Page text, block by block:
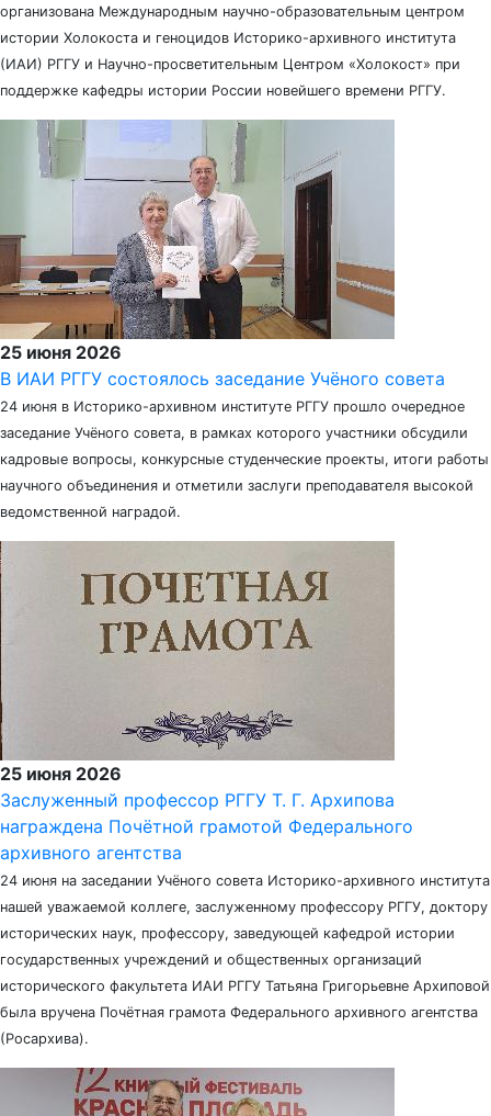
организована Международным научно-образовательным центром
истории Холокоста и геноцидов Историко-архивного института
(ИАИ) РГГУ и Научно-просветительным Центром «Холокост» при
поддержке кафедры истории России новейшего времени РГГУ.
25 июня 2026
В ИАИ РГГУ состоялось заседание Учёного совета
24 июня в Историко-архивном институте РГГУ прошло очередное
заседание Учёного совета, в рамках которого участники обсудили
кадровые вопросы, конкурсные студенческие проекты, итоги работы
научного объединения и отметили заслуги преподавателя высокой
ведомственной наградой.
25 июня 2026
Заслуженный профессор РГГУ Т. Г. Архипова
награждена Почётной грамотой Федерального
архивного агентства
24 июня на заседании Учёного совета Историко-архивного института
нашей уважаемой коллеге, заслуженному профессору РГГУ, доктору
исторических наук, профессору, заведующей кафедрой истории
государственных учреждений и общественных организаций
исторического факультета ИАИ РГГУ Татьяна Григорьевне Архиповой
была вручена Почётная грамота Федерального архивного агентства
(Росархива).